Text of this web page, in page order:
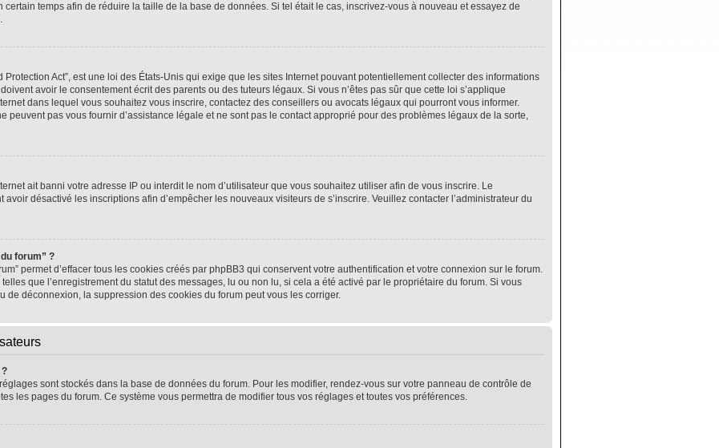
certain temps afin de réduire la taille de la base de données. Si tel était le cas, inscrivez-vous à nouveau et essayez de
Protection Act”, est une loi des États-Unis qui exige que les sites Internet pouvant potentiellement collecter des informations
avoir le consentement écrit des parents ou des tuteurs légaux. Si vous n’êtes pas sûr que cette loi s’applique
dans lequel vous souhaitez vous inscrire, contactez des conseillers ou avocats légaux qui pourront vous informer.
peuvent pas vous fournir d’assistance légale et ne sont pas le contact approprié pour des problèmes légaux de la sorte,
ait banni votre adresse IP ou interdit le nom d’utilisateur que vous souhaitez utiliser afin de vous inscrire. Le
désactivé les inscriptions afin d’empêcher les nouveaux visiteurs de s’inscrire. Veuillez contacter l’administrateur du
forum” ?
permet d’effacer tous les cookies créés par phpBB3 qui conservent votre authentification et votre connexion sur le forum.
que l’enregistrement du statut des messages, lu ou non lu, si cela a été activé par le propriétaire du forum. Si vous
de déconnexion, la suppression des cookies du forum peut vous les corriger.
sont stockés dans la base de données du forum. Pour les modifier, rendez-vous sur votre panneau de contrôle de
les pages du forum. Ce système vous permettra de modifier tous vos réglages et toutes vos préférences.